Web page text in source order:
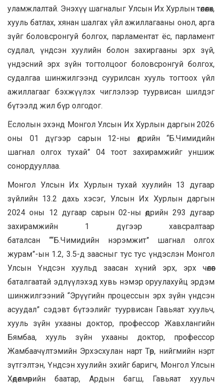
уламжлалтай. Энэхүү шагналыг Улсын Их Хурлын төлөөлөх,
хууль батлах, хянан шалгах үйл ажиллагааны онол, арга
зүйг боловсронгуй болгох, парламентат ёс, парламент
судлал, үндсэн хуулийн болон захиргааны эрх зүй,
үндэсний эрх зүйн тогтолцоог боловсронгуй болгох,
судалгаа шинжилгээнд суурилсан хууль тогтоох үйл
ажиллагааг бэхжүүлэх чиглэлээр туурвисан шилдэг
бүтээлд жил бүр олгодог.
Ёслолын эхэнд Монгол Улсын Их Хурлын даргын 2026
оны 01 дүгээр сарын 12-ны өдрийн “Б.Чимидийн
шагнал олгох тухай” 04 тоот захирамжийг уншиж
сонордууллаа.
Монгол Улсын Их Хурлын тухай хуулийн 13 дугаар
зүйлийн 13.2 дахь хэсэг, Улсын Их Хурлын даргын
2024 оны 12 дугаар сарын 02-ны өдрийн 293 дугаар
захирамжийн 1 дүгээр хавсралтаар
баталсан ““Б.Чимидийн нэрэмжит” шагнал олгох
журам”-ын 1.2, 3.5-д заасныг тус тус үндэслэн Монгол
Улсын Үндсэн хуульд заасан хүний эрх, эрх чөлөөг
баталгаатай эдлүүлэхэд хувь нэмэр оруулахуйц эрдэм
шинжилгээний “Эрүүгийн процессын эрх зүйн үндсэн
асуудал” сэдэвт бүтээлийг туурвисан Гавьяат хуульч,
хууль зүйн ухааны доктор, профессор Жавхлангийн
Бямбаа, хууль зүйн ухааны доктор, профессор
Жамбаачүлтэмийн Эрхэсхулан нарт Төр, нийгмийн нэрт
зүтгэлтэн, Үндсэн хуулийн эхийг баригч, Монгол Улсын
Хөдөлмөрийн баатар, Ардын багш, Гавьяат хуульч